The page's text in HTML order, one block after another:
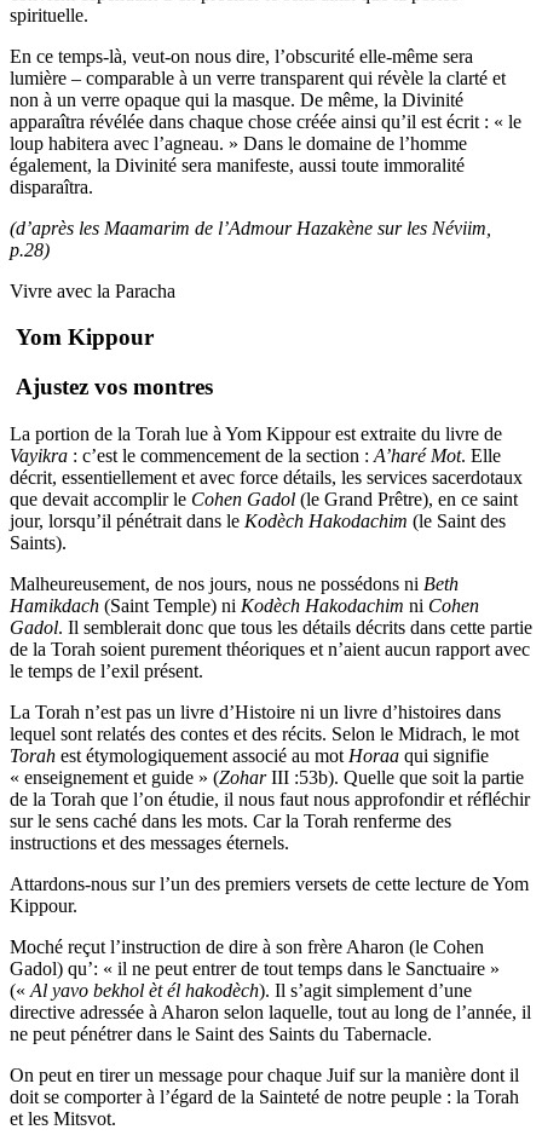
spirituelle.
En ce temps-là, veut-on nous dire, l’obscurité elle-même sera
lumière – comparable à un verre transparent qui révèle la clarté et
non à un verre opaque qui la masque. De même, la Divinité
apparaîtra révélée dans chaque chose créée ainsi qu’il est écrit : « le
loup habitera avec l’agneau. » Dans le domaine de l’homme
également, la Divinité sera manifeste, aussi toute immoralité
disparaîtra.
(d’après les Maamarim de l’Admour Hazakène sur les Néviim,
p.28)
Vivre avec la Paracha
Yom Kippour
Ajustez vos montres
La portion de la Torah lue à Yom Kippour est extraite du livre de
Vayikra : c’est le commencement de la section : A’haré Mot. Elle
décrit, essentiellement et avec force détails, les services sacerdotaux
que devait accomplir le Cohen Gadol (le Grand Prêtre), en ce saint
jour, lorsqu’il pénétrait dans le Kodèch Hakodachim (le Saint des
Saints).
Malheureusement, de nos jours, nous ne possédons ni Beth
Hamikdach (Saint Temple) ni Kodèch Hakodachim ni Cohen
Gadol. Il semblerait donc que tous les détails décrits dans cette partie
de la Torah soient purement théoriques et n’aient aucun rapport avec
le temps de l’exil présent.
La Torah n’est pas un livre d’Histoire ni un livre d’histoires dans
lequel sont relatés des contes et des récits. Selon le Midrach, le mot
Torah est étymologiquement associé au mot Horaa qui signifie
« enseignement et guide » (ZoharIII :53b). Quelle que soit la partie
de la Torah que l’on étudie, il nous faut nous approfondir et réfléchir
sur le sens caché dans les mots. Car la Torah renferme des
instructions et des messages éternels.
Attardons-nous sur l’un des premiers versets de cette lecture de Yom
Kippour.
Moché reçut l’instruction de dire à son frère Aharon (le Cohen
Gadol) qu’: « il ne peut entrer de tout temps dans le Sanctuaire »
(« Al yavo bekhol èt él hakodèch). Il s’agit simplement d’une
directive adressée à Aharon selon laquelle, tout au long de l’année, il
ne peut pénétrer dans le Saint des Saints du Tabernacle.
On peut en tirer un message pour chaque Juif sur la manière dont il
doit se comporter à l’égard de la Sainteté de notre peuple : la Torah
et les Mitsvot.